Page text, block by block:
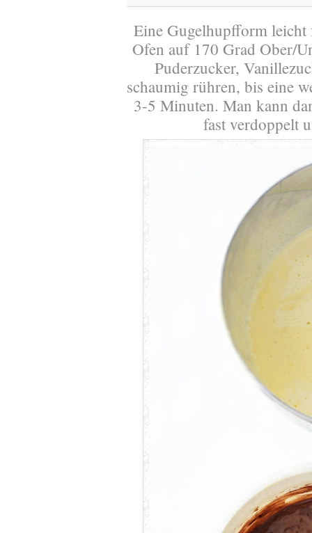
Eine Gugelhupfform leicht
Ofen auf 170 Grad Ober/
Puderzucker,
schaumig rühren, bis eine
3-5 Minuten. Man kann
fast verdoppelt